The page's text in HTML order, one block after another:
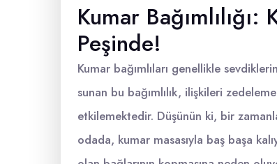
Kumar
Peşinde!
Kumar bağımlıları genellikle
sunan bu bağımlılık, ilişkileri
etkilemektedir. Düşünün ki, bir
odada, kumar masasıyla baş başa